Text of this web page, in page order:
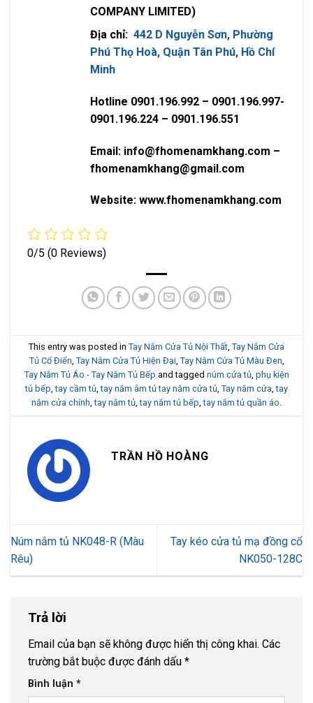
COMPANY LIMITED)
Địa chỉ: 442 D Nguyễn Sơn, Phường
Phú Thọ Hoà, Quận Tân Phú, Hồ Chí
Minh
Hotline 0901.196.992 – 0901.196.997-
0901.196.224 – 0901.196.551
Email: info@fhomenamkhang.com –
fhomenamkhang@gmail.com
Website: www.fhomenamkhang.com
0/5 (0 Reviews)
This entry was posted in Tay Nắm Cửa Tủ Nội Thất, Tay Nắm Cửa
Tủ Cổ Điển, Tay Nắm Cửa Tủ Hiện Đại, Tay Nắm Cửa Tủ Màu Đen,
Tay Nắm Tủ Áo - Tay Nắm Tủ Bếp and tagged núm cửa tủ, phụ kiện
tủ bếp,tay cầm tủ,tay nắm âm tủ tay nắm cửa tủ, Tay nắm cửa,tay
nắm cửa chính,tay nắm tủ,tay nắm tủ bếp,tay nắm tủ quần áo.
TRẦN HỒ HOÀNG
Núm nắm tủ NK048-R (Màu
Rêu)
Tay kéo cửa tủ mạ đồng cổ
NK050-128C
Trả lời
Email của bạn sẽ không được hiển thị công khai. Các
trường bắt buộc được đánh dấu *
Bình luận *